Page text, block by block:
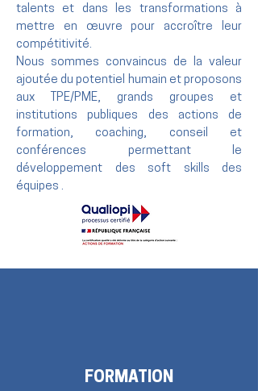
talents et dans les transformations à
mettre en œuvre pour accroître leur
compétitivité.
Nous sommes convaincus de la valeur
ajoutée du potentiel humain et proposons
aux TPE/PME, grands groupes et
institutions publiques des actions de
formation, coaching, conseil et
conférences permettant le
développement des soft skills des
équipes .
FORMATION